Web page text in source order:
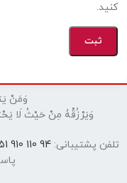
وَمَنْ يَتَّقِ
وَيَرْزُقْهُ مِنْ حَيْثُ لَا يَحْتَسِبُ
94 110 910 051
|
32 83 508 0990